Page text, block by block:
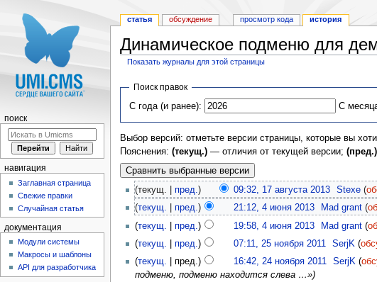
Динамическое подменю для
Показать журналы для этой страницы
Поиск правок
С года (и ранее):
С
Выбор версий: отметьте версии страницы, которые вы
Пояснения: (текущ.)— отличия от текущей версии; (пред.)
(текущ. | пред.) 09:32, 17 августа 2013‎ Stexe (
(текущ. пред.) 21:12, 4 июня 2013‎ Mad grant (
(текущ. пред. ) 19:58, 4 июня 2013‎ Mad grant (
(текущ. пред.) 07:11, 25 ноября 2011‎ SerjK (
(текущ. | пред.) 16:42, 24 ноября 2011‎ SerjK (
подменю, подменю находится слева …»)
статья обсуждение просмотр кода история
поиск
навигация
Заглавная страница
Свежие правки
Случайная статья
документация
Модули системы
Макросы и шаблоны
API для разработчика